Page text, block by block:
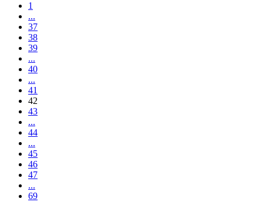
1
...
37
38
39
...
40
...
41
42
43
...
44
...
45
46
47
...
69